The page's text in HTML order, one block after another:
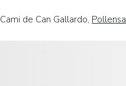
Cami de Can Gallardo, Pollensa